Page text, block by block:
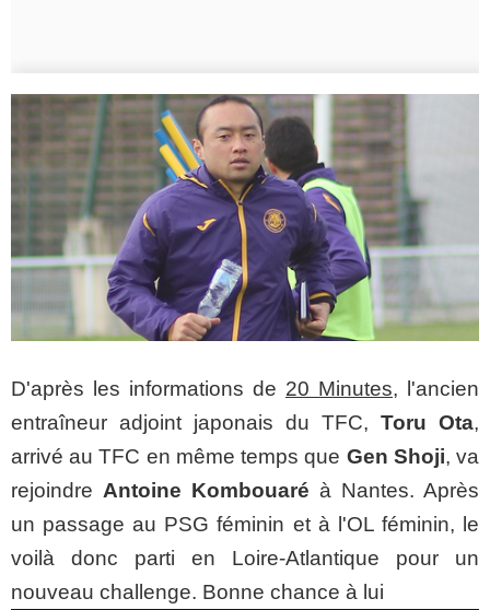
D'après les informations de 20 Minutes, l'ancien
entraîneur adjoint japonais du TFC, Toru Ota,
arrivé au TFC en même temps que Gen Shoji, va
rejoindre Antoine Kombouaré à Nantes. Après
un passage au PSG féminin et à l'OL féminin, le
voilà donc parti en Loire-Atlantique pour un
nouveau challenge. Bonne chance à lui